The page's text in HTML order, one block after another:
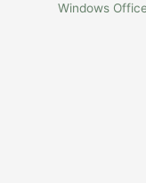
Windows